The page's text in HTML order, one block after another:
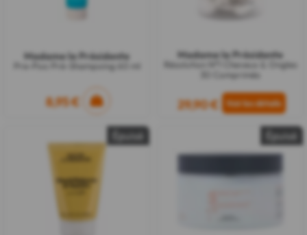
Madame la Présidente
8,95 €
Madame la Présidente
Résolution N°1 Cheveux & Ongles
30 Comprimés
29,90 €
Épuisé Épuisé